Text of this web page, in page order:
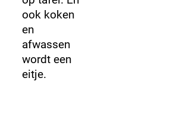
ook koken
en
afwassen
wordt een
eitje.